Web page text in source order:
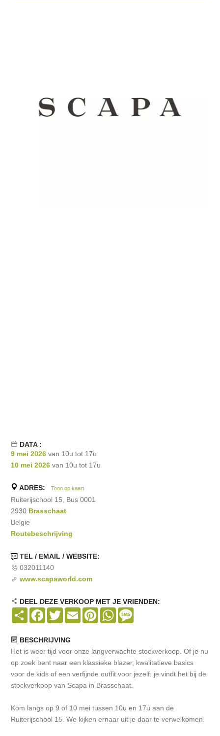
DATA :
9 mei 2026 van 10u tot 17u
10 mei 2026 van 10u tot 17u
ADRES: Toon op kaart
Ruiterijschool 15, Bus 0001
2930 Brasschaat
Belgie
Routebeschrijving
TEL / EMAIL / WEBSITE:
032011140
www.scapaworld.com
DEEL DEZE VERKOOP MET JE VRIENDEN:
Share Facebook
TwitterEmail PinterestWhatsApp
BESCHRIJVING
Het is weer tijd voor onze langverwachte stockverkoop. Of je nu
op zoek bent naar een klassieke blazer, kwalitatieve basics
voor de kids of een verfijnde outfit voor jezelf: je vindt het bij de
stockverkoop van Scapa in Brasschaat.
Kom langs op 9 of 10 mei tussen 10u en 17u aan de
Ruiterijschool 15. We kijken ernaar uit je daar te verwelkomen.